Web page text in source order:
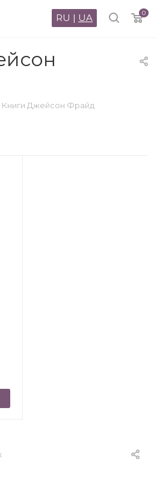
0
RU | UA
Книги Джейсон Фрайд